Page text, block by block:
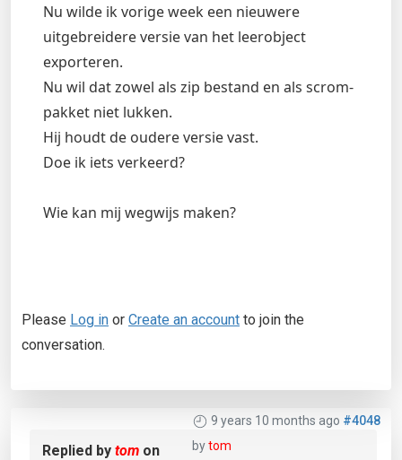
Nu wilde ik vorige week een nieuwere
uitgebreidere versie van het leerobject
exporteren.
Nu wil dat zowel als zip bestand en als scrom-
pakket niet lukken.
Hij houdt de oudere versie vast.
Doe ik iets verkeerd?
Wie kan mij wegwijs maken?
Please Log in or Create an account to join the
conversation.
9 years 10 months ago #4048
bytom
Replied by tom on